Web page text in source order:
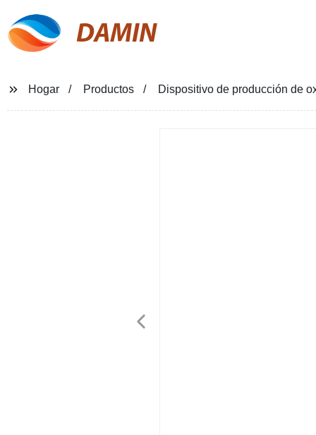
DAMIN
Hogar Productos Dispositivo de producción de